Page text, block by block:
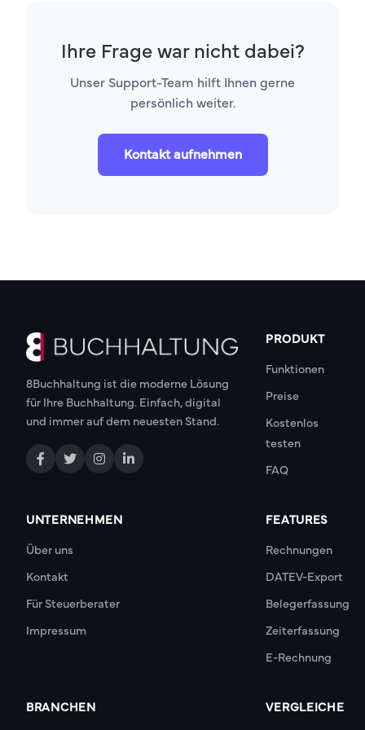
Ihre Frage war nicht dabei?
Unser Support-Team hilft Ihnen gerne
persönlich weiter.
Kontakt aufnehmen
8Buchhaltung ist die moderne Lösung
für Ihre Buchhaltung. Einfach, digital
und immer auf dem neuesten Stand.
PRODUKT
Funktionen
Preise
Kostenlos
testen
FAQ
UNTERNEHMEN
Über uns
Kontakt
Für Steuerberater
Impressum
FEATURES
Rechnungen
DATEV-Export
Belegerfassung
Zeiterfassung
E-Rechnung
BRANCHEN VERGLEICHE